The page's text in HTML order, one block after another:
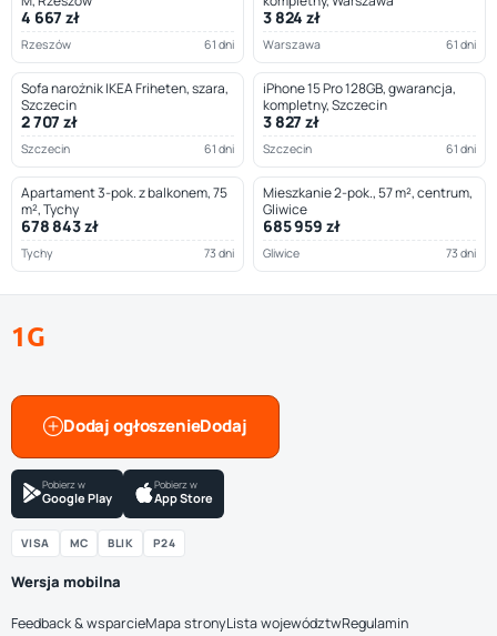
4 667 zł
Rzeszów 61 dni
3 824 zł
Warszawa 61 dni
Sofa narożnik IKEA Friheten, szara,
Szczecin
2 707 zł
Szczecin 61 dni
iPhone 15 Pro 128GB, gwarancja,
kompletny, Szczecin
3 827 zł
Szczecin 61 dni
Apartament 3-pok. z balkonem, 75
m², Tychy
678 843 zł
Tychy 73 dni
Mieszkanie 2-pok., 57 m², centrum,
Gliwice
685 959 zł
Gliwice 73 dni
1G
Dodaj ogłoszenie
Pobierz w
Google Play
Pobierz w
App Store
VISA MC BLIK P24
Wersja mobilna
Feedback & wsparcieMapa stronyLista województwRegulamin